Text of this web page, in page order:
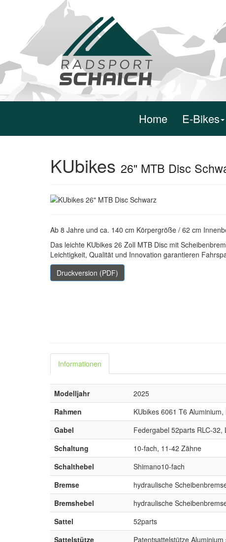
Home E-Bikes
KUbikes 26" MTB Disc
Ab 8 Jahre und ca. 140 cm Körpergröße / 62 cm
Das leichte KUbikes 26 Zoll MTB Disc mit
Leichtigkeit, Qualität und Innovation garantieren
Druckversion (PDF)
Informationen
Modelljahr
2025
Rahmen
KUbikes 6061 T6
Gabel
Federgabel 52parts RLC-
Schaltung
10-fach, 11-42 Zähne
Schalthebel
Shimano10-fach
Bremse
hydraulische
Bremshebel
hydraulische
Sattel
52parts
Sattelstütze
Patentsattelstütze Aluminium